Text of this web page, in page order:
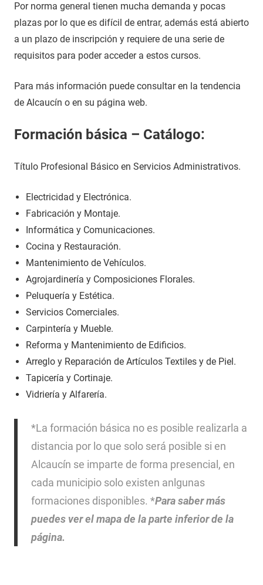
Por norma general tienen mucha demanda y pocas
plazas por lo que es difícil de entrar, además está abierto
a un plazo de inscripción y requiere de una serie de
requisitos para poder acceder a estos cursos.
Para más información puede consultar en la tendencia
de Alcaucín o en su página web.
Formación básica – Catálogo:
Título Profesional Básico en Servicios Administrativos.
Electricidad y Electrónica.
Fabricación y Montaje.
Informática y Comunicaciones.
Cocina y Restauración.
Mantenimiento de Vehículos.
Agrojardinería y Composiciones Florales.
Peluquería y Estética.
Servicios Comerciales.
Carpintería y Mueble.
Reforma y Mantenimiento de Edificios.
Arreglo y Reparación de Artículos Textiles y de Piel.
Tapicería y Cortinaje.
Vidriería y Alfarería.
*La formación básica no es posible realizarla a
distancia por lo que solo será posible si en
Alcaucín se imparte de forma presencial, en
cada municipio solo existen anlgunas
formaciones disponibles. *Para saber más
puedes ver el mapa de la parte inferior de la
página.